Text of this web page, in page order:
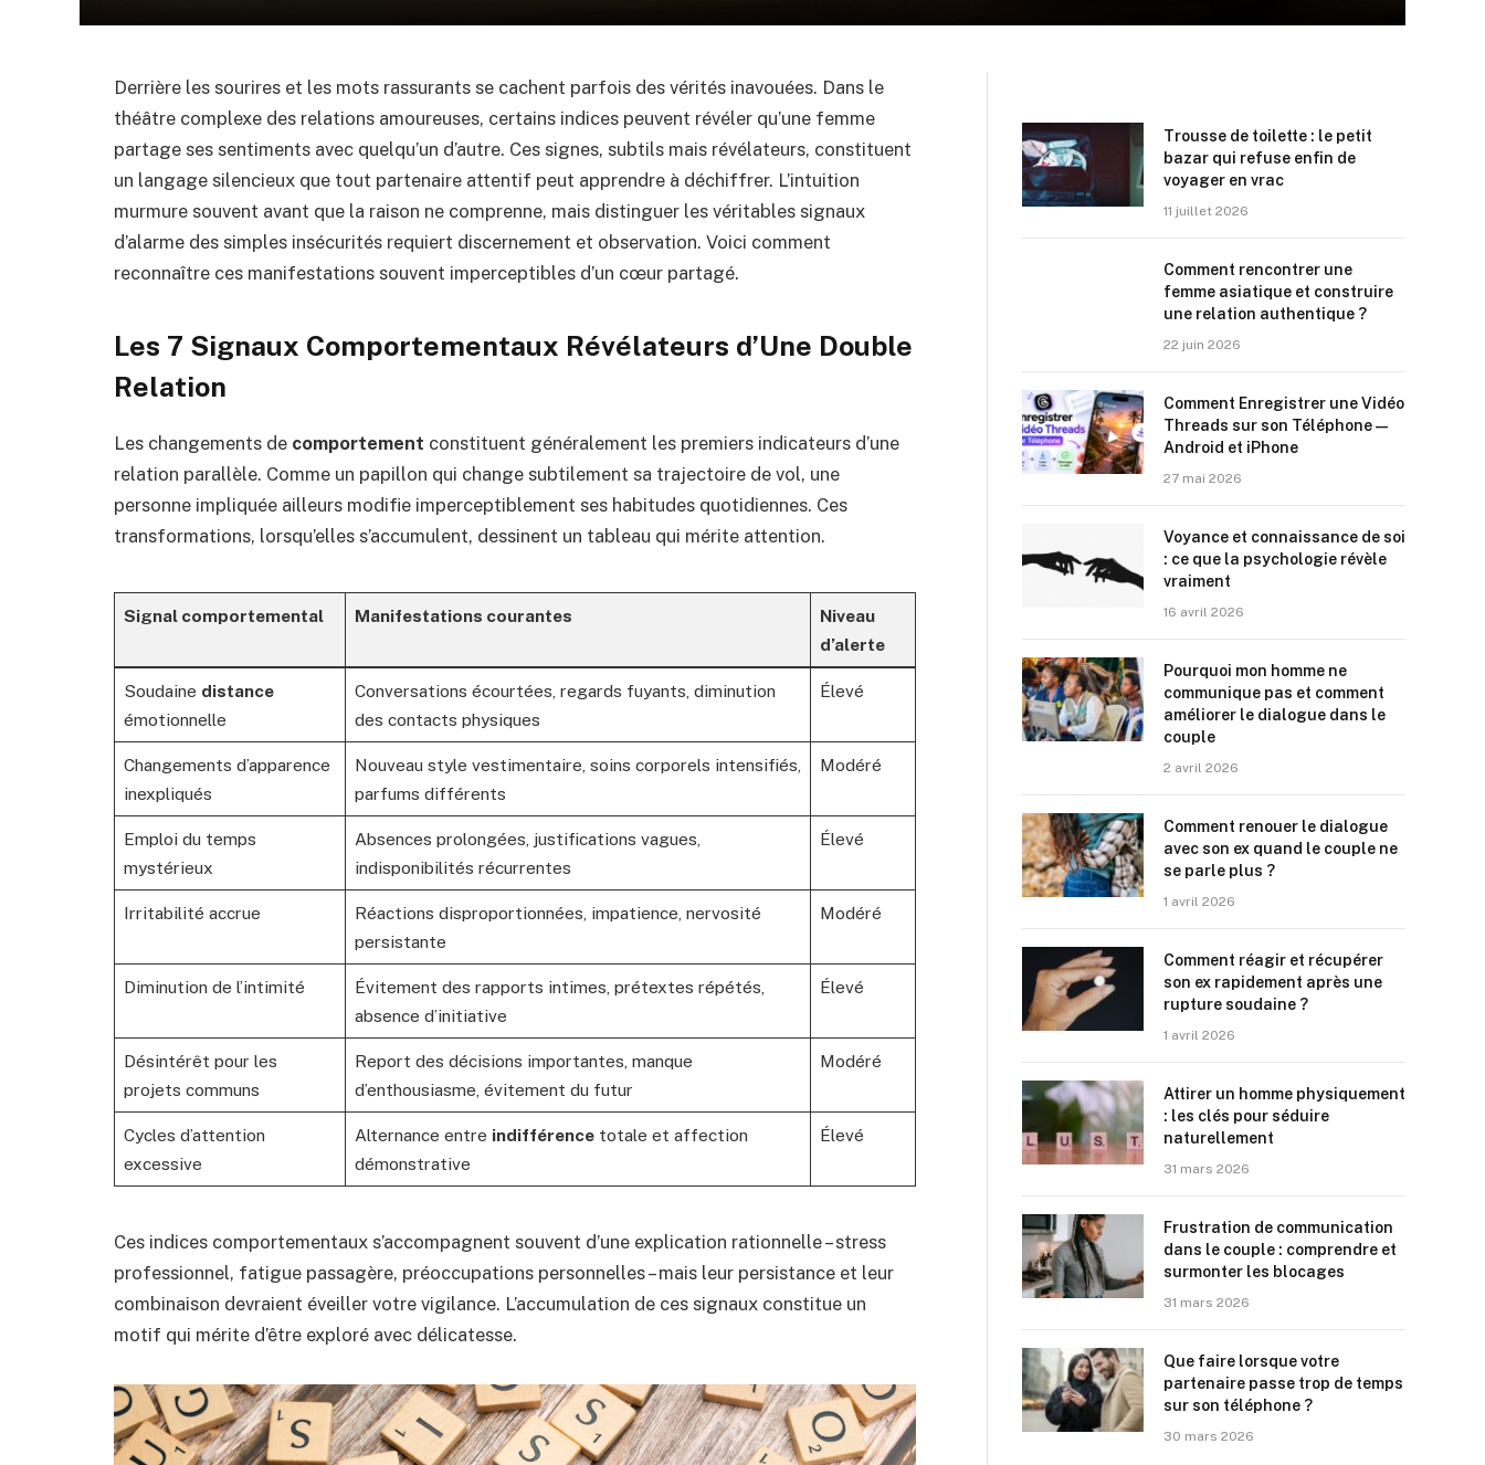
Derrière les sourires et les mots rassurants se cachent parfois des vérités inavouées. Dans le
théâtre complexe des relations amoureuses, certains indices peuvent révéler qu’une femme
partage ses sentiments avec quelqu’un d’autre. Ces signes, subtils mais révélateurs, constituent
un langage silencieux que tout partenaire attentif peut apprendre à déchiffrer. L’intuition
murmure souvent avant que la raison ne comprenne, mais distinguer les véritables signaux
d’alarme des simples insécurités requiert discernement et observation. Voici comment
reconnaître ces manifestations souvent imperceptibles d’un cœur partagé.
Les 7 Signaux Comportementaux Révélateurs d’Une Double
Relation
Les changements de comportement constituent généralement les premiers indicateurs d’une
relation parallèle. Comme un papillon qui change subtilement sa trajectoire de vol, une
personne impliquée ailleurs modifie imperceptiblement ses habitudes quotidiennes. Ces
transformations, lorsqu’elles s’accumulent, dessinent un tableau qui mérite attention.
Signal comportemental Manifestations courantes
Niveau
d’alerte
Soudaine distance
émotionnelle
Conversations écourtées, regards fuyants, diminution
des contacts physiques
Élevé
Changements d’apparence
inexpliqués
Nouveau style vestimentaire, soins corporels intensifiés,
parfums différents
Modéré
Emploi du temps
mystérieux
Absences prolongées, justifications vagues,
indisponibilités récurrentes
Élevé
Irritabilité accrue
Réactions disproportionnées, impatience, nervosité
persistante
Modéré
Diminution de l’intimité
Évitement des rapports intimes, prétextes répétés,
absence d’initiative
Élevé
Désintérêt pour les
projets communs
Report des décisions importantes, manque
d’enthousiasme, évitement du futur
Modéré
Cycles d’attention
excessive
Alternance entre indifférencetotale et affection
démonstrative
Élevé
Ces indices comportementaux s’accompagnent souvent d’une explication rationnelle – stress
professionnel, fatigue passagère, préoccupations personnelles – mais leur persistance et leur
combinaison devraient éveiller votre vigilance. L’accumulation de ces signaux constitue un
motif qui mérite d’être exploré avec délicatesse.
Trousse de toilette : le petit
bazar qui refuse enfin de
voyager en vrac
11 juillet 2026
Comment rencontrer une
femme asiatique et construire
une relation authentique ?
22 juin 2026
Comment Enregistrer une Vidéo
Threads sur son Téléphone —
Android et iPhone
27 mai 2026
Voyance et connaissance de soi
: ce que la psychologie révèle
vraiment
16 avril 2026
Pourquoi mon homme ne
communique pas et comment
améliorer le dialogue dans le
couple
2 avril 2026
Comment renouer le dialogue
avec son ex quand le couple ne
se parle plus ?
1 avril 2026
Comment réagir et récupérer
son ex rapidement après une
rupture soudaine ?
1 avril 2026
Attirer un homme physiquement
: les clés pour séduire
naturellement
31 mars 2026
Frustration de communication
dans le couple : comprendre et
surmonter les blocages
31 mars 2026
Que faire lorsque votre
partenaire passe trop de temps
sur son téléphone ?
30 mars 2026